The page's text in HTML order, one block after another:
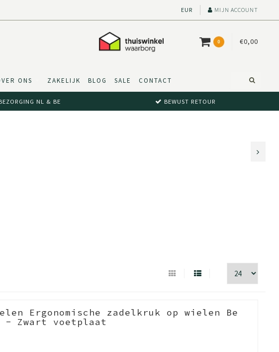
EUR MIJN ACCOUNT
0 €0,00
ONS ZAKELIJK BLOG SALE CONTACT
NL & BE BEWUST RETOUR
Ergonomische zadelkruk op wielen Be
- Zwart voetplaat